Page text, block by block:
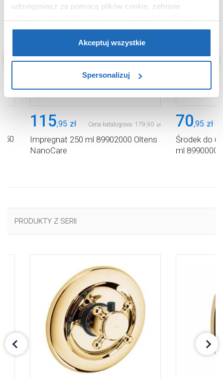
udostępniasz za pomocą plików cookie, zebrane
partnerzy reklamowi.Jeśli chcesz, włącz „Tylko
wymagane pliki cookie”.Pamiętaj jednak, że
zablokowane niektóre pliki cookie mogą mieć wpływ na
cookie, kliknij „Ustawienia plików cookie”.
Jeśli chcesz
uzyskać więcej informacji na temat plików cookie i tego,
dlaczego ich przepisy, przejdź do zakładu „Informacje o
plikach cookie”.
Akceptuj wszystkie
Spersonalizuj
115,95 zł Cena katalogowa: 179,90 zł
Impregnat 250 ml 89902000 Oltens
NanoCare
70,95 zł
Środek do
ml
PRODUKTY Z SERII